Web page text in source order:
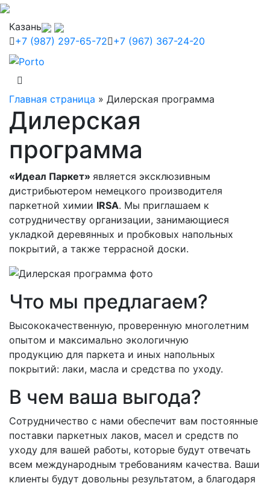
Казань
+7 (987) 297-65-72 +7 (967) 367-24-20
Главная страница » Дилерская программа
Дилерская
программа
«Идеал Паркет» является эксклюзивным
дистрибьютером немецкого производителя
паркетной химии IRSA. Мы приглашаем к
сотрудничеству организации, занимающиеся
укладкой деревянных и пробковых напольных
покрытий, а также террасной доски.
Что мы предлагаем?
Высококачественную, проверенную многолетним
опытом и максимально экологичную
продукцию для паркета и иных напольных
покрытий: лаки, масла и средства по уходу.
В чем ваша выгода?
Сотрудничество с нами обеспечит вам постоянные
поставки паркетных лаков, масел и средств по
уходу для вашей работы, которые будут отвечать
всем международным требованиям качества. Ваши
клиенты будут довольны результатом, а благодаря